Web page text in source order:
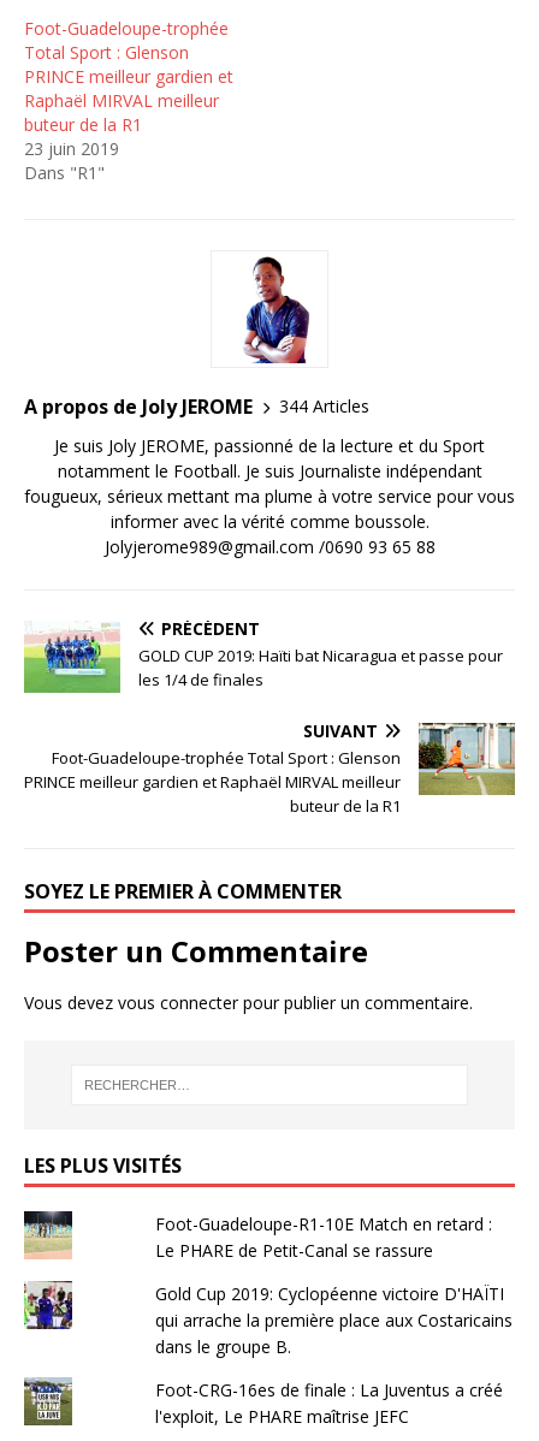
Foot-Guadeloupe-trophée
Total Sport : Glenson
PRINCE meilleur gardien et
Raphaël MIRVAL meilleur
buteur de la R1
23 juin 2019
Dans "R1"
A propos de Joly JEROME
344 Articles
Je suis Joly JEROME, passionné de la lecture et du Sport
notamment le Football. Je suis Journaliste indépendant
fougueux, sérieux mettant ma plume à votre service pour vous
informer avec la vérité comme boussole.
Jolyjerome989@gmail.com /0690 93 65 88
PRÉCÉDENT
GOLD CUP 2019: Haïti bat Nicaragua et passe pour
les 1/4 de finales
SUIVANT
Foot-Guadeloupe-trophée Total Sport : Glenson
PRINCE meilleur gardien et Raphaël MIRVAL meilleur
buteur de la R1
SOYEZ LE PREMIER À COMMENTER
Poster un Commentaire
Vous devez vous connecterpour publier un commentaire.
LES PLUS VISITÉS
Foot-Guadeloupe-R1-10E Match en retard :
Le PHARE de Petit-Canal se rassure
Gold Cup 2019: Cyclopéenne victoire D'HAÏTI
qui arrache la première place aux Costaricains
dans le groupe B.
Foot-CRG-16es de finale : La Juventus a créé
l'exploit, Le PHARE maîtrise JEFC